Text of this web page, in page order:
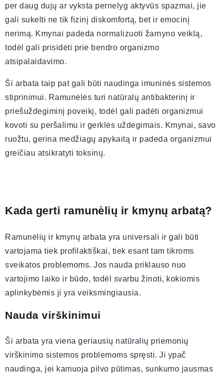
per daug dujų ar vyksta pernelyg aktyvūs spazmai, jie
gali sukelti ne tik fizinį diskomfortą, bet ir emocinį
nerimą. Kmynai padeda normalizuoti žarnyno veiklą,
todėl gali prisidėti prie bendro organizmo
atsipalaidavimo.
Ši arbata taip pat gali būti naudinga imuninės sistemos
stiprinimui. Ramunėlės turi natūralų antibakterinį ir
priešuždegiminį poveikį, todėl gali padėti organizmui
kovoti su peršalimu ir gerklės uždegimais. Kmynai, savo
ruožtu, gerina medžiagų apykaitą ir padeda organizmui
greičiau atsikratyti toksinų.
Kada gerti ramunėlių ir kmynų arbatą?
Ramunėlių ir kmynų arbata yra universali ir gali būti
vartojama tiek profilaktiškai, tiek esant tam tikroms
sveikatos problemoms. Jos nauda priklauso nuo
vartojimo laiko ir būdo, todėl svarbu žinoti, kokiomis
aplinkybėmis ji yra veiksmingiausia.
Nauda virškinimui
Ši arbata yra viena geriausių natūralių priemonių
virškinimo sistemos problemoms spręsti. Ji ypač
naudinga, jei kamuoja pilvo pūtimas, sunkumo jausmas